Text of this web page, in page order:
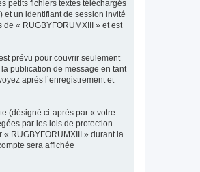
petits fichiers textes téléchargés
et un identifiant de session invité
« RUGBYFORUMXIII » et est
prévu pour couvrir seulement
publication de message en tant
après l’enregistrement et
(désigné ci-après par « votre
par les lois de protection
RUGBYFORUMXIII » durant la
sera affichée